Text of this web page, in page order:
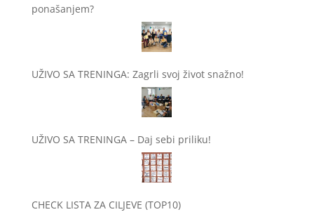
ponašanjem?
UŽIVO SA TRENINGA: Zagrli svoj život snažno!
UŽIVO SA TRENINGA – Daj sebi priliku!
CHECK LISTA ZA CILJEVE (TOP10)